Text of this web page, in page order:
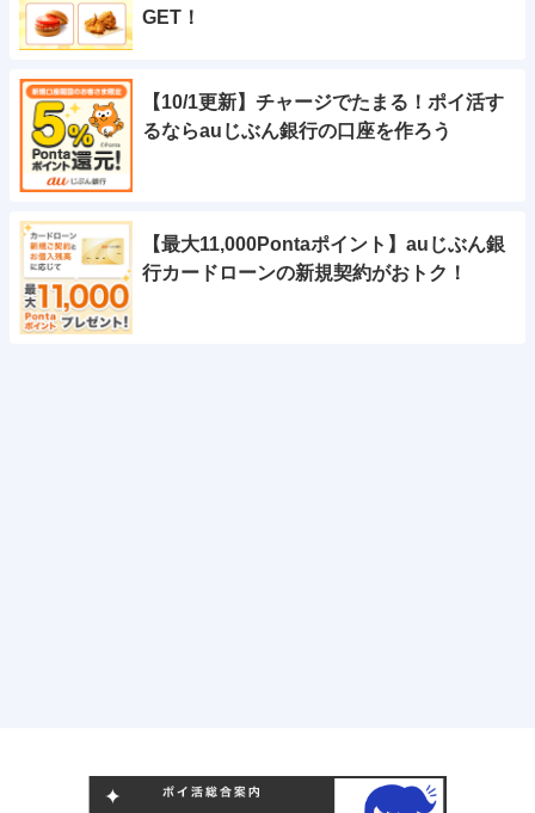
GET！
【10/1更新】チャージでたまる！ポイ活す
るならauじぶん銀行の口座を作ろう
【最大11,000Pontaポイント】auじぶん銀
行カードローンの新規契約がおトク！